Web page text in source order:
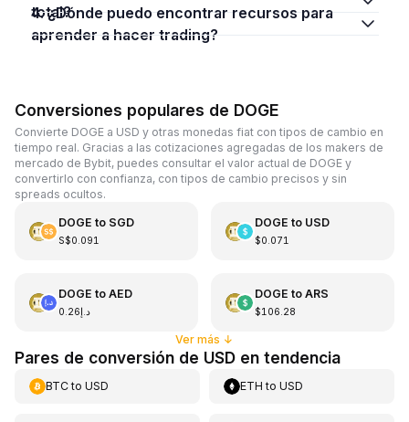
total?
4. ¿Dónde puedo encontrar recursos para
aprender a hacer trading?
Conversiones populares de DOGE
Convierte DOGE a USD y otras monedas fiat con tipos de cambio en
tiempo real. Gracias a las cotizaciones agregadas de los makers de
mercado de Bybit, puedes consultar el valor actual de DOGE y
convertirlo con confianza, con tipos de cambio precisos y sin
spreads ocultos.
DOGE to SGD
S$0.091
DOGE to USD
$0.071
DOGE to AED
د.إ0.26
DOGE to ARS
$106.28
Ver más ↓
Pares de conversión de USD en tendencia
BTCto USD ETH toUSD